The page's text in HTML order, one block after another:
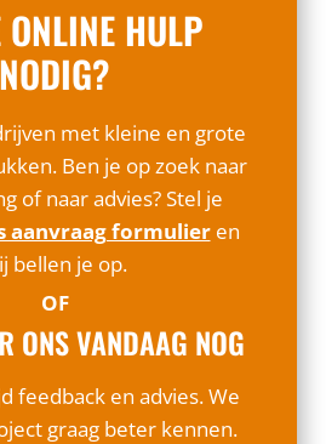
ONLINE HULP
NODIG?
met kleine en grote
Ben je op zoek naar
of naar advies? Stel je
aanvraag formulieren
bellen je op.
OF
ONS VANDAAG NOG
feedback en advies. We
graag beter kennen.